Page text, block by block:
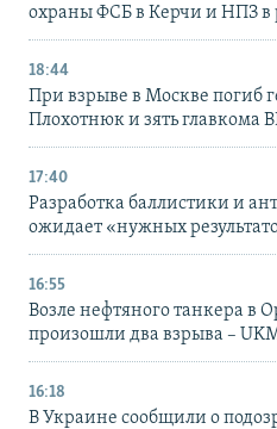
охраны ФСБ в Керчи и НПЗ в
18:44
При взрыве в Москве погиб
Плохотнюк и зять главкома
17:40
Разработка баллистики и
ожидает «нужных
16:55
Возле нефтяного танкера в
произошли два взрыва –
16:18
В Украине сообщили о